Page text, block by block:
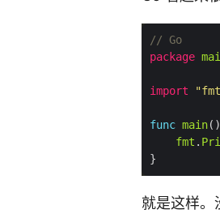
// Go
package
import
func main
fmt .
就是这样。